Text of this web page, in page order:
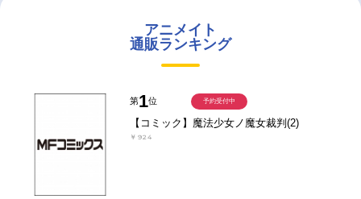
アニメイト
通販ランキング
第1位
【コミック】魔法少女ノ魔女裁判(2)
￥924
予約受付中